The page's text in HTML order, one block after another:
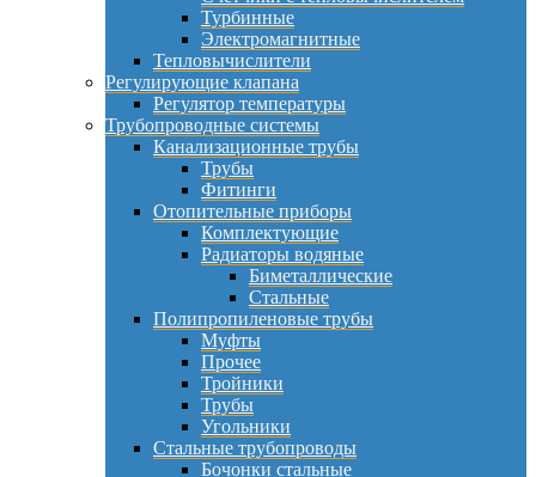
Турбинные
Электромагнитные
Тепловычислители
Регулирующие клапана
Регулятор температуры
Трубопроводные системы
Канализационные трубы
Трубы
Фитинги
Отопительные приборы
Комплектующие
Радиаторы водяные
Биметаллические
Стальные
Полипропиленовые трубы
Муфты
Прочее
Тройники
Трубы
Угольники
Стальные трубопроводы
Бочонки стальные